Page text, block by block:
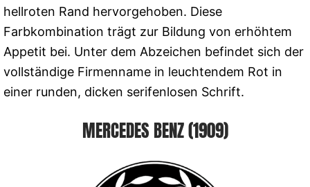
hellroten Rand hervorgehoben. Diese
Farbkombination trägt zur Bildung von erhöhtem
Appetit bei. Unter dem Abzeichen befindet sich der
vollständige Firmenname in leuchtendem Rot in
einer runden, dicken serifenlosen Schrift.
MERCEDES BENZ (1909)